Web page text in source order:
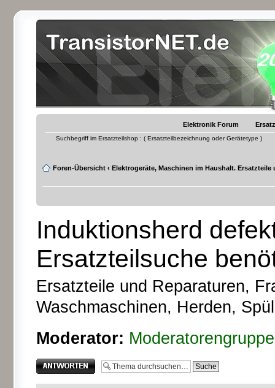
Elektronik Forum
Suchbegriff im Ersatzteilshop : ( Ersatzteilbezeichnung oder Gerätetype )
Foren-Übersicht ‹ Elektrogeräte, Maschinen im Haushalt. Ersatzteile
Induktionsherd
Ersatzteilsuche
Ersatzteile und Reparaturen,
Waschmaschinen, Herden,
Moderator: Moderatorengruppe
Antwort erstellen